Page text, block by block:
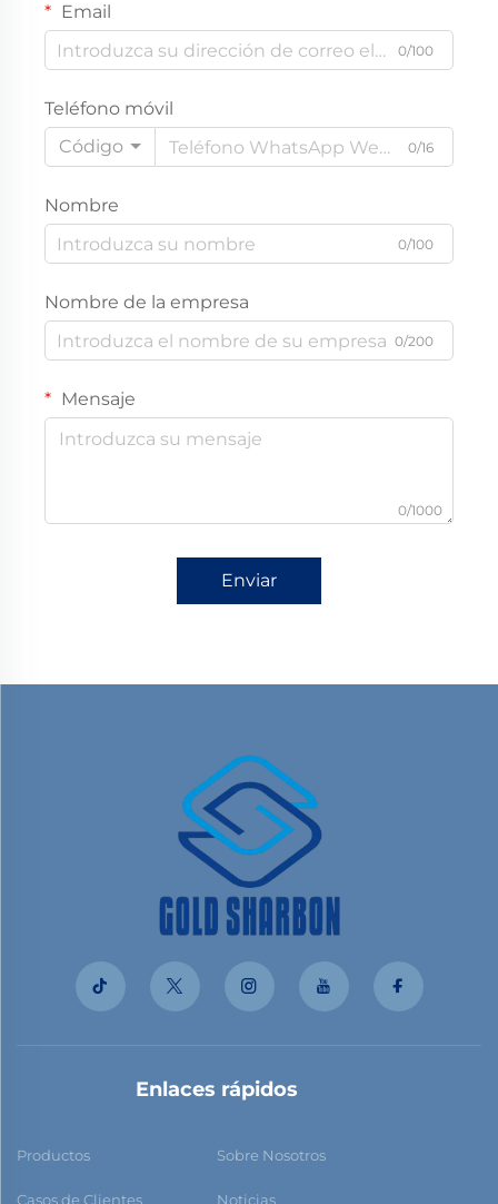
Email
0/100
Teléfono móvil
Código
0/16
Nombre
0/100
Nombre de la empresa
0/200
Mensaje
0/1000
Enviar
Enlaces rápidos
Productos Sobre Nosotros
Casos de Clientes Noticias